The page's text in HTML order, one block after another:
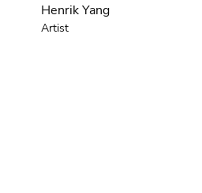
Henrik Yang
Artist